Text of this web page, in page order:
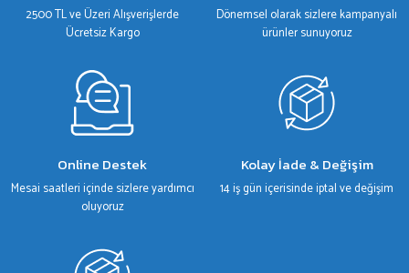
Ürün fiyatı diğer sitelerden daha pahalı.
Bu ürüne benzer farklı alternatifler olmalı.
2500 TL ve Üzeri Alışverişlerde
Ücretsiz Kargo
Dönemsel olarak sizlere kampanyalı
ürünler sunuyoruz
Online Destek
Mesai saatleri içinde sizlere yardımcı
oluyoruz
Kolay İade & Değişim
14 iş gün içerisinde iptal ve değişim